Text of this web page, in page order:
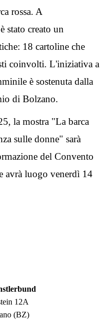
rossa. A
stato creato un
18 cartoline che
coinvolti. L'iniziativa a
è sostenuta dalla
di Bolzano.
la mostra "La barca
sulle donne" sarà
del Convento
avrà luogo venerdì 14
12A
(BZ)